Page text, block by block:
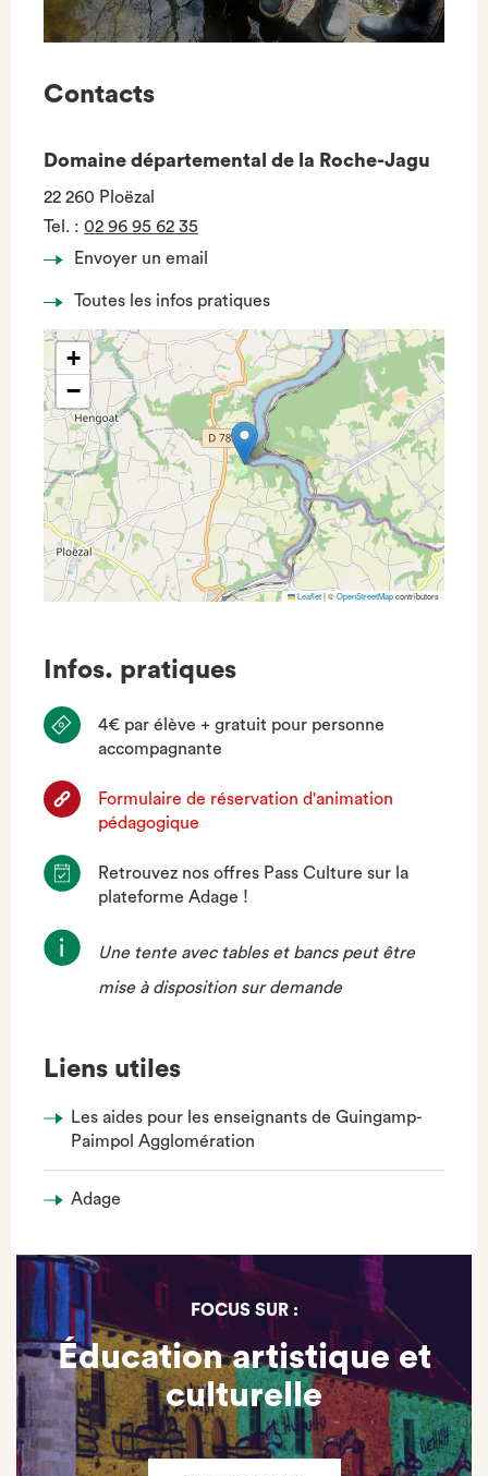
Contacts
Domaine départemental de la Roche-Jagu
22 260 Ploëzal
Tel. : 02 96 95 62 35
Envoyer un email
Toutes les infos pratiques
+
−
Leaflet|©OpenStreetMapcontributors
Infos. pratiques
4€ par élève + gratuit pour personne
accompagnante
Formulaire de réservation d'animation
pédagogique
Retrouvez nos offres Pass Culture sur la
plateforme Adage !
Une tente avec tables et bancs peut être
mise à disposition sur demande
Liens utiles
Les aides pour les enseignants de Guingamp-
Paimpol Agglomération
Adage
FOCUS SUR :
Éducation artistique et
culturelle